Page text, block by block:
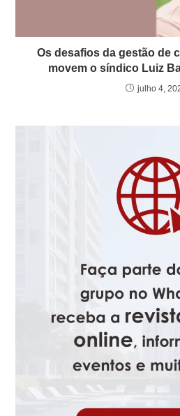
Os desafios da gestão de
movem o síndico Luiz
julho 4,